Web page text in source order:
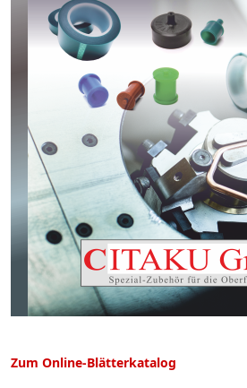
Zum Online-Blätterkatalog